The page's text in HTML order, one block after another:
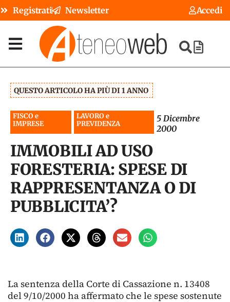
Registrati Newsletter Accedi
QUESTO ARTICOLO HA PIÙ DI 1 ANNO
FISCO e
IMPRESE
LAVORO e
PREVIDENZA
5 Dicembre
2000
IMMOBILI AD USO
FORESTERIA: SPESE DI
RAPPRESENTANZA O DI
PUBBLICITA’?
La sentenza della Corte di Cassazione n. 13408
del 9/10/2000 ha affermato che le spese sostenute